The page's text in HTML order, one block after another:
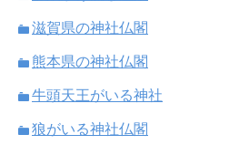
滋賀県の神社仏閣
熊本県の神社仏閣
牛頭天王がいる神社
狼がいる神社仏閣